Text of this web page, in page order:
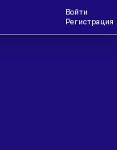
Войти
Регистрация